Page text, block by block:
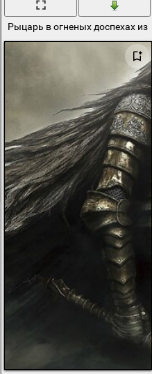
Рыцарь в огненых доспехах из